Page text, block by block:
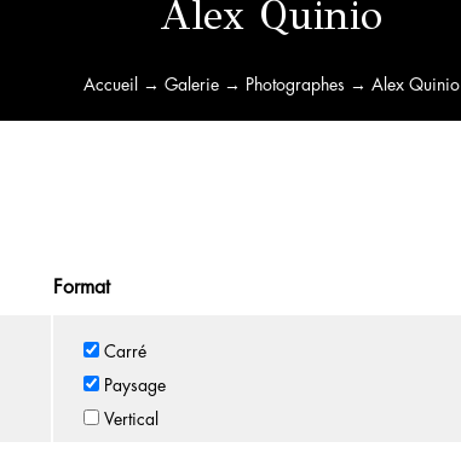
Alex Quinio
Accueil → Galerie→ Photographes → Alex Quinio
Format
Carré
Paysage
Vertical